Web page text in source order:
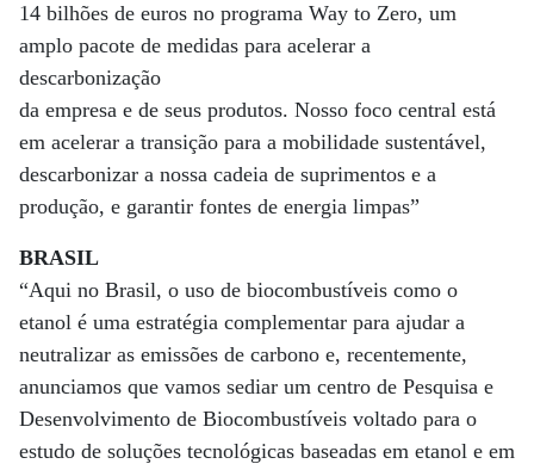
14 bilhões de euros no programa Way to Zero, um
amplo pacote de medidas para acelerar a
descarbonização
da empresa e de seus produtos. Nosso foco central está
em acelerar a transição para a mobilidade sustentável,
descarbonizar a nossa cadeia de suprimentos e a
produção, e garantir fontes de energia limpas”
BRASIL
“Aqui no Brasil, o uso de biocombustíveis como o
etanol é uma estratégia complementar para ajudar a
neutralizar as emissões de carbono e, recentemente,
anunciamos que vamos sediar um centro de Pesquisa e
Desenvolvimento de Biocombustíveis voltado para o
estudo de soluções tecnológicas baseadas em etanol e em